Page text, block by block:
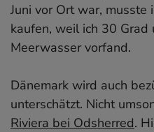
Juni vor Ort war, musste
kaufen, weil ich 30
Meerwasser vorfand.
Dänemark wird auch
unterschätzt. Nicht
Riviera bei Odsherred.